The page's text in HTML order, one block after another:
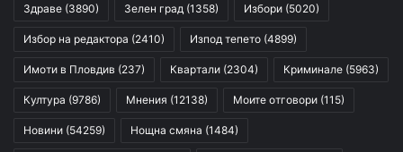
Здраве (3890) Зелен град (1358) Избори (5020)
Избор на редактора (2410) Изпод тепето (4899)
Имоти в Пловдив (237) Квартали (2304) Криминале (5963)
Култура (9786) Мнения (12138) Моите отговори (115)
Новини (54259) Нощна смяна (1484)